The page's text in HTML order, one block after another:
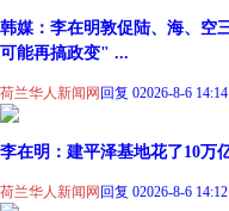
韩媒：李在明敦促陆、海、空
可能再搞政变" ...
荷兰华人新闻网 回复 02026-8-6 14:14
李在明：建平泽基地花了10万
荷兰华人新闻网 回复 02026-8-6 14:12